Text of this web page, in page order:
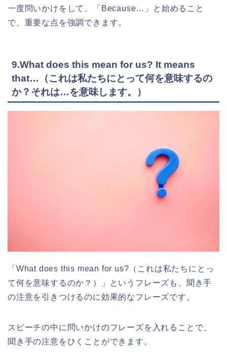
一度問いかけをして、「Because…」と始めること
で、重要な点を強調できます。
9.What does this mean for us? It means
that…（これは私たちにとって何を意味するの
か？それは…を意味します。）
「What does this mean for us?（これは私たちにとっ
て何を意味するのか？）」というフレーズも、聞き手
の注意を引きつけるのに効果的なフレーズです。
スピーチの中に問いかけのフレーズを入れることで、
聞き手の注意をひくことができます。